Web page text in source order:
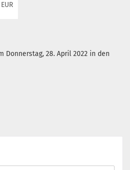
Donnerstag, 28. April 2022 in den